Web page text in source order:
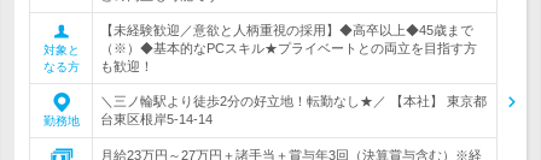
対象と
なる方
【未経験歓迎／意欲と人柄重視の採用】◆高卒以上◆45歳まで
（※）◆基本的なPCスキル★プライベートとの両立を目指す方
も歓迎！
勤務地
＼三ノ輪駅より徒歩2分の好立地！転勤なし★／ 【本社】 東京都
台東区根岸5-14-14
月給23万円～27万円＋諸手当＋賞与年3回（決算賞与含む）※経